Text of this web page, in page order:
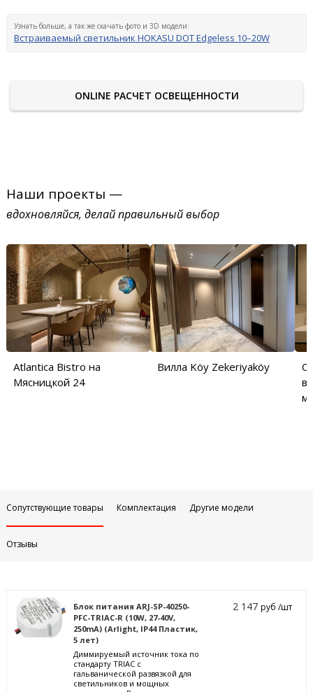
Узнать больше, а так же скачать фото и 3D модели:
Встраиваемый светильник HOKASU DOT Edgeless 10–20W
ONLINE РАСЧЕТ ОСВЕЩЕННОСТИ
Наши проекты —
вдохновляйся, делай правильный выбор
Atlantica Bistro на
Мясницкой 24
Вилла Köy Zekeriyaköy
Сопутствующие товары Комплектация Другие модели
Отзывы
Блок питания ARJ-SP-40250-
PFC-TRIAC-R (10W, 27-40V,
250mA) (Arlight, IP44 Пластик,
5 лет)
Диммируемый источник тока по
стандарту TRIAC с
гальванической развязкой для
светильников и мощных
2 147руб /шт